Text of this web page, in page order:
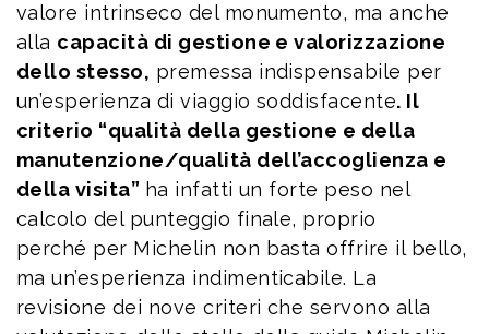
valore intrinseco del monumento, ma anche
alla capacità di gestione e valorizzazione
dello stesso, premessa indispensabile per
un’esperienza di viaggio soddisfacente. Il
criterio “qualità della gestione e della
manutenzione/qualità dell’accoglienza e
della visita” ha infatti un forte peso nel
calcolo del punteggio finale, proprio
perché per Michelin non basta offrire il bello,
ma un’esperienza indimenticabile. La
revisione dei nove criteri che servono alla